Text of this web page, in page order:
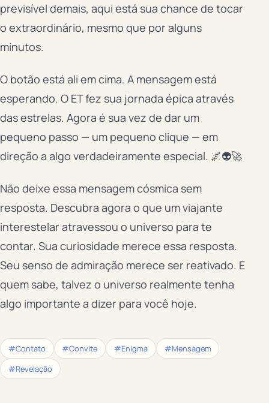
previsível demais, aqui está sua chance de tocar
o extraordinário, mesmo que por alguns
minutos.
O botão está ali em cima. A mensagem está
esperando. O ET fez sua jornada épica através
das estrelas. Agora é sua vez de dar um
pequeno passo — um pequeno clique — em
direção a algo verdadeiramente especial. 🌌👽🚀
Não deixe essa mensagem cósmica sem
resposta. Descubra agora o que um viajante
interestelar atravessou o universo para te
contar. Sua curiosidade merece essa resposta.
Seu senso de admiração merece ser reativado. E
quem sabe, talvez o universo realmente tenha
algo importante a dizer para você hoje.
#Contato #Convite #Enigma
#Mensagem
#Revelação